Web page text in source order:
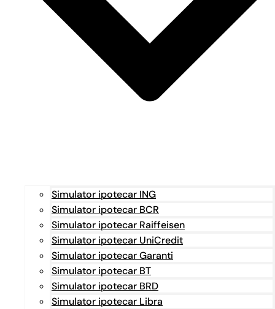
Simulator ipotecar ING
Simulator ipotecar BCR
Simulator ipotecar Raiffeisen
Simulator ipotecar UniCredit
Simulator ipotecar Garanti
Simulator ipotecar BT
Simulator ipotecar BRD
Simulator ipotecar Libra